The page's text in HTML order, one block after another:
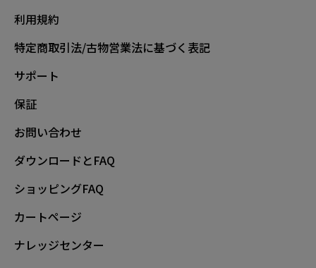
利用規約
特定商取引法/古物営業法に基づく表記
サポート
保証
お問い合わせ
ダウンロードとFAQ
ショッピングFAQ
カートページ
ナレッジセンター